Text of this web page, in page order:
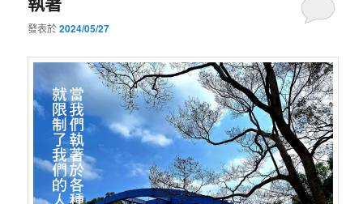
發表於2024/05/27